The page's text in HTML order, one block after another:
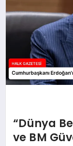
“Dünya
ve BM